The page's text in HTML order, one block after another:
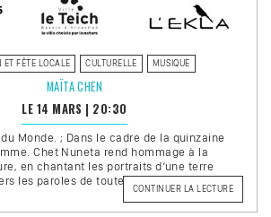
FÊTE LOCALE CULTURELLE MUSIQUE
MAÏTA CHEN
LE 14 MARS | 20:30
Monde. ; Dans le cadre de la quinzaine
Chet Nuneta rend hommage à la
en chantant les portraits d’une terre
les paroles de toutes ces femmes
CONTINUER LA LECTUREDE
CHEN »